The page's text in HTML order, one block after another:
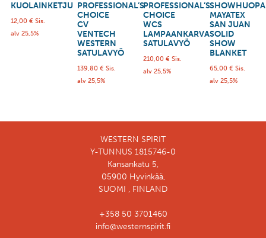
KUOLAINKETJU
12,00 € Sis.
alv 25,5%
PROFESSIONAL’S
CHOICE
CV
VENTECH
WESTERN
SATULAVYÖ
139,80 € Sis.
alv 25,5%
PROFESSIONAL’S
CHOICE
WCS
LAMPAANKARVA
SATULAVYÖ
210,00€ Sis.
alv 25,5%
SHOWHUOPA
MAYATEX
SAN JUAN
SOLID
SHOW
BLANKET
65,00 € Sis.
alv 25,5%
WESTERN SPIRIT
Y-TUNNUS 1815746-0
Kansankatu 5,
05900 Hyvinkää,
SUOMI , FINLAND
+358 50 3701460
info@westernspirit.fi